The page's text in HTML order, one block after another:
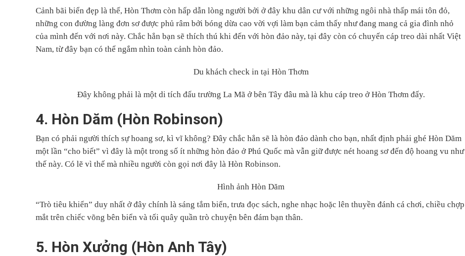
Cảnh bãi biển đẹp là thế, Hòn Thơm còn hấp dẫn lòng người bởi ở đây khu dân cư với những ngôi nhà thấp mái tôn đỏ,
những con đường làng đơn sơ được phủ râm bởi bóng dừa cao vời vợi làm bạn cảm thấy như đang mang cả gia đình nhỏ
của mình đến với nơi này. Chắc hẳn bạn sẽ thích thú khi đến với hòn đảo này, tại đây còn có chuyến cáp treo dài nhất Việt
Nam, từ đây bạn có thể ngắm nhìn toàn cảnh hòn đảo.
Du khách check in tại Hòn Thơm
Đây không phải là một di tích đấu trường La Mã ở bên Tây đâu mà là khu cáp treo ở Hòn Thơm đấy.
4. Hòn Dăm (Hòn Robinson)
Bạn có phải người thích sự hoang sơ, kì vĩ không? Đây chắc hẳn sẽ là hòn đảo dành cho bạn, nhất định phải ghé Hòn Dăm
một lần “cho biết” vì đây là một trong số ít những hòn đảo ở Phú Quốc mà vẫn giữ được nét hoang sơ đến độ hoang vu như
thế này. Có lẽ vì thế mà nhiều người còn gọi nơi đây là Hòn Robinson.
Hình ảnh Hòn Dăm
“Trò tiêu khiển” duy nhất ở đây chính là sáng tắm biển, trưa đọc sách, nghe nhạc hoặc lên thuyền đánh cá chơi, chiều chợp
mắt trên chiếc võng bên biển và tối quây quần trò chuyện bên đám bạn thân.
5. Hòn Xưởng (Hòn Anh Tây)